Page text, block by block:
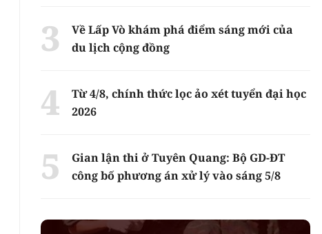
Về Lấp Vò khám phá điểm sáng mới của
du lịch cộng đồng
Từ 4/8, chính thức lọc ảo xét tuyển đại học
2026
Gian lận thi ở Tuyên Quang: Bộ GD-ĐT
công bố phương án xử lý vào sáng 5/8